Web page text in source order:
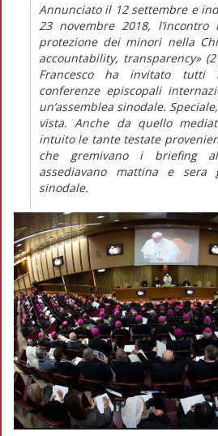
Annunciato il 12 settembre e
23 novembre 2018,
protezione dei minori nella
accountability, transparency»
Francesco ha invitato tutti
conferenze episcopali
un’assemblea sinodale.
vista. Anche da quello
intuito le tante testate
che gremivano i briefing
assediavano mattina e sera
sinodale.